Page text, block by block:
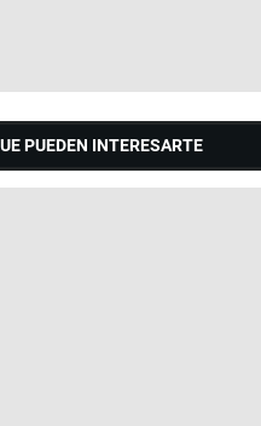
PUEDEN INTERESARTE